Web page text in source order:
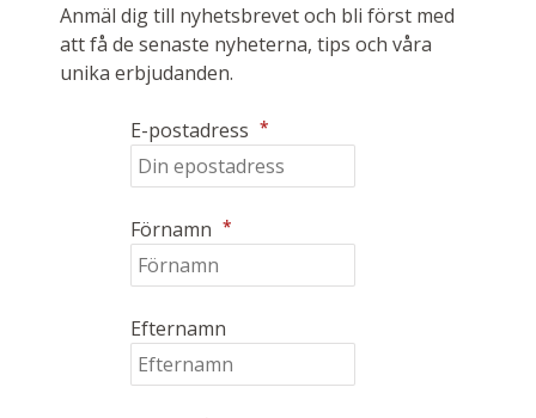
Anmäl dig till nyhetsbrevet och bli först med
att få de senaste nyheterna, tips och våra
unika erbjudanden.
E-postadress *
Förnamn *
Efternamn